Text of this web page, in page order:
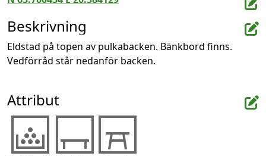
Beskrivning
Eldstad på topen av pulkabacken. Bänkbord finns.
Vedförråd står nedanför backen.
Attribut